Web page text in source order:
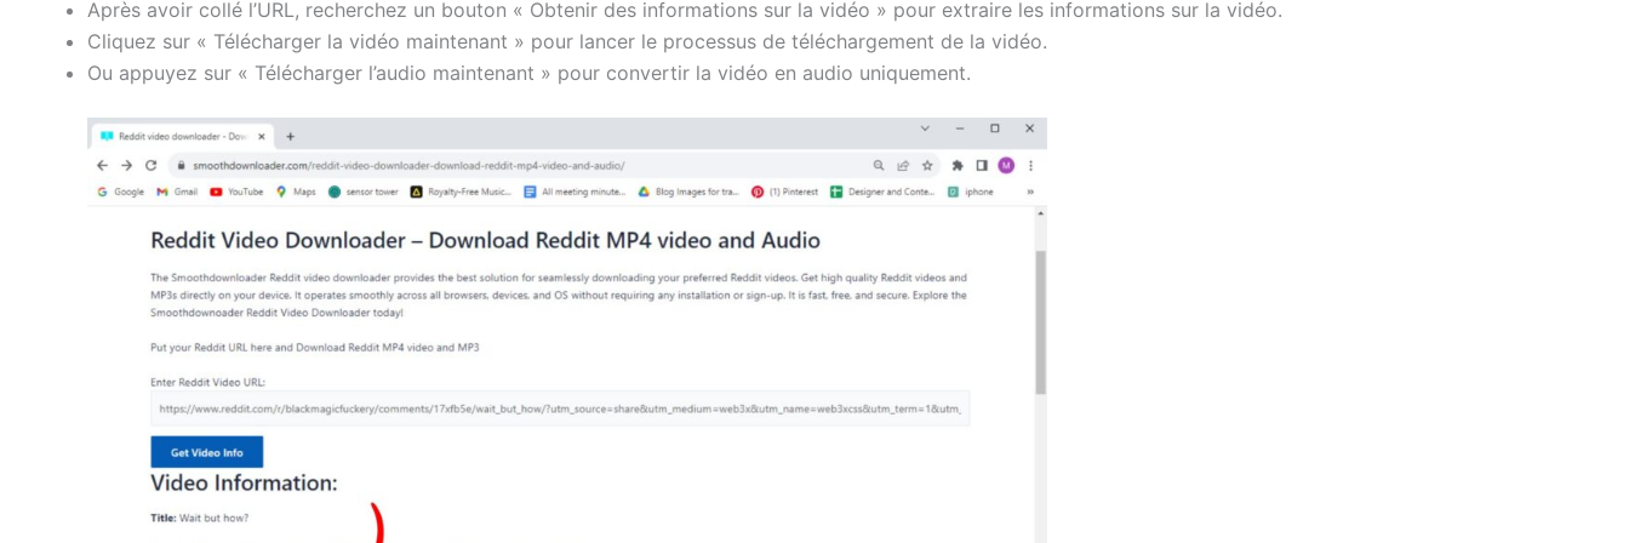
Après avoir collé l’URL, recherchez un bouton « Obtenir des informations sur la vidéo » pour extraire les informations sur la vidéo.
Cliquez sur « Télécharger la vidéo maintenant » pour lancer le processus de téléchargement de la vidéo.
Ou appuyez sur « Télécharger l’audio maintenant » pour convertir la vidéo en audio uniquement.